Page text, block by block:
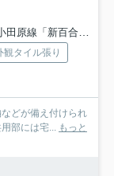
「新百合ヶ丘」駅 徒歩18分
観タイル張り
どが備え付けられ
部には宅... もっと